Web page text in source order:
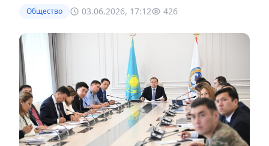
Общество 03.06.2026, 17:12 426